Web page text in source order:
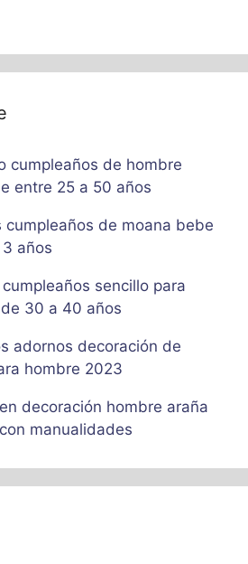
cumpleaños de hombre
entre 25 a 50 años
cumpleaños de moana bebe
años
cumpleaños sencillo para
30 a 40 años
adornos decoración de
hombre 2023
decoración hombre araña
manualidades